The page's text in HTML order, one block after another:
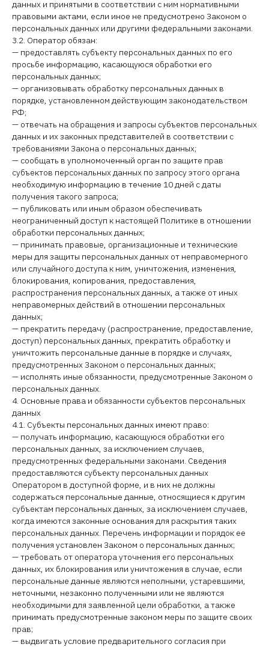
данных и принятыми в соответствии с ним нормативными
правовыми актами, если иное не предусмотрено Законом о
персональных данных или другими федеральными законами.
3.2. Оператор обязан:
— предоставлять субъекту персональных данных по его
просьбе информацию, касающуюся обработки его
персональных данных;
— организовывать обработку персональных данных в
порядке, установленном действующим законодательством
РФ;
— отвечать на обращения и запросы субъектов персональных
данных и их законных представителей в соответствии с
требованиями Закона о персональных данных;
— сообщать в уполномоченный орган по защите прав
субъектов персональных данных по запросу этого органа
необходимую информацию в течение 10 дней с даты
получения такого запроса;
— публиковать или иным образом обеспечивать
неограниченный доступ к настоящей Политике в отношении
обработки персональных данных;
— принимать правовые, организационные и технические
меры для защиты персональных данных от неправомерного
или случайного доступа к ним, уничтожения, изменения,
блокирования, копирования, предоставления,
распространения персональных данных, а также от иных
неправомерных действий в отношении персональных
данных;
— прекратить передачу (распространение, предоставление,
доступ) персональных данных, прекратить обработку и
уничтожить персональные данные в порядке и случаях,
предусмотренных Законом о персональных данных;
— исполнять иные обязанности, предусмотренные Законом о
персональных данных.
4. Основные права и обязанности субъектов персональных
данных
4.1. Субъекты персональных данных имеют право:
— получать информацию, касающуюся обработки его
персональных данных, за исключением случаев,
предусмотренных федеральными законами. Сведения
предоставляются субъекту персональных данных
Оператором в доступной форме, и в них не должны
содержаться персональные данные, относящиеся к другим
субъектам персональных данных, за исключением случаев,
когда имеются законные основания для раскрытия таких
персональных данных. Перечень информации и порядок ее
получения установлен Законом о персональных данных;
— требовать от оператора уточнения его персональных
данных, их блокирования или уничтожения в случае, если
персональные данные являются неполными, устаревшими,
неточными, незаконно полученными или не являются
необходимыми для заявленной цели обработки, а также
принимать предусмотренные законом меры по защите своих
прав;
— выдвигать условие предварительного согласия при